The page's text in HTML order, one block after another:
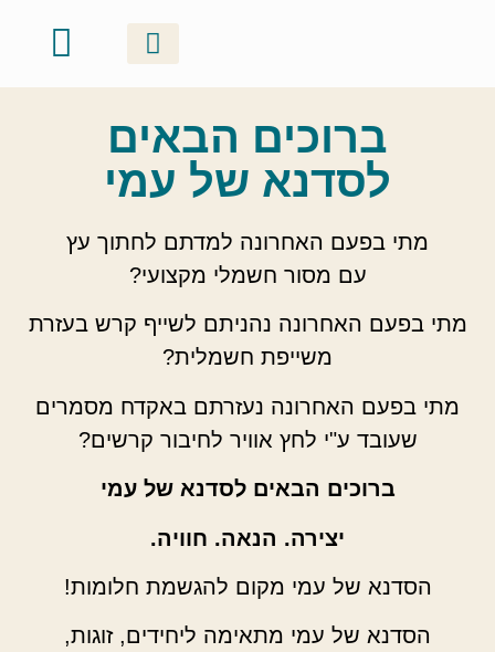
ברוכים הבאים
לסדנא של עמי
מתי בפעם האחרונה למדתם לחתוך עץ
עם מסור חשמלי מקצועי?
מתי בפעם האחרונה נהניתם לשייף קרש בעזרת
משייפת חשמלית?
מתי בפעם האחרונה נעזרתם באקדח מסמרים
שעובד ע"י לחץ אוויר לחיבור קרשים?
ברוכים הבאים לסדנא של עמי
יצירה. הנאה. חוויה.
הסדנא של עמי מקום להגשמת חלומות!
הסדנא של עמי מתאימה ליחידים, זוגות,